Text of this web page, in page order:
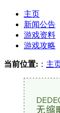
主页
新闻公告
游戏资料
游戏攻略
当前位置: ： 主